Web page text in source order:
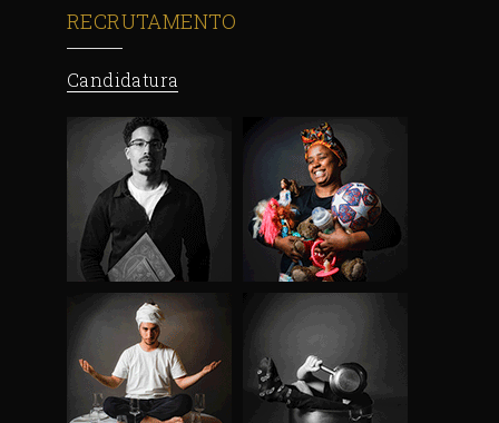
RECRUTAMENTO
Candidatura